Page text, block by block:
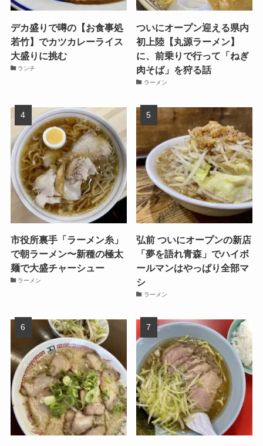
デカ盛りで噂の【お食事処
若竹】でカツカレーライス
大盛りに挑む
ランチ
ついにオープン迎える県内
初上陸【丸源ラーメン】
に、前乗りで行って「ねぎ
肉そば」を狩る話
ラーメン
市役所裏手「ラーメン糸」
で朝ラーメン〜新種の極太
麺で大盛チャーシュー
ラーメン
弘前 ついにオープンの新店
「夢を語れ青森」でハイボ
ールマンはやっぱり全部マ
シ
ラーメン